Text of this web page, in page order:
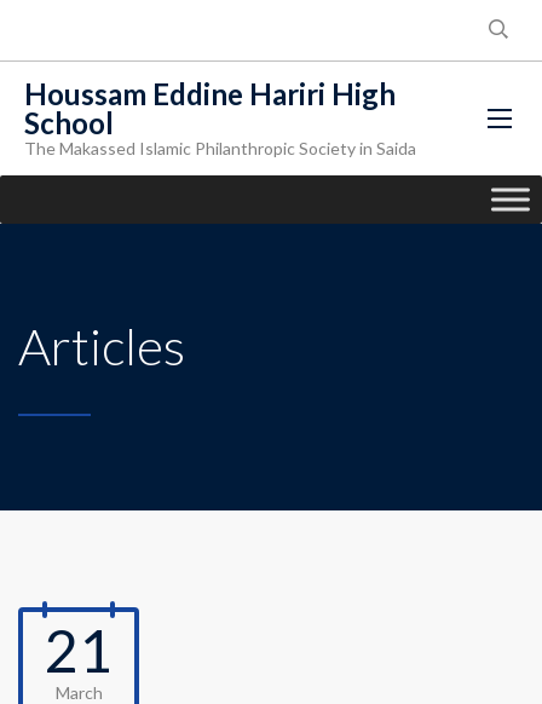
Houssam Eddine Hariri High
School
The Makassed Islamic Philanthropic Society in Saida
Articles
21
March